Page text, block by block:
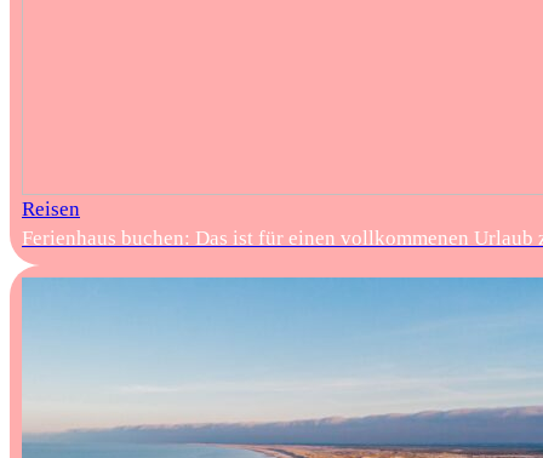
Reisen
Ferienhaus buchen: Das ist für einen vollkommenen Urlaub